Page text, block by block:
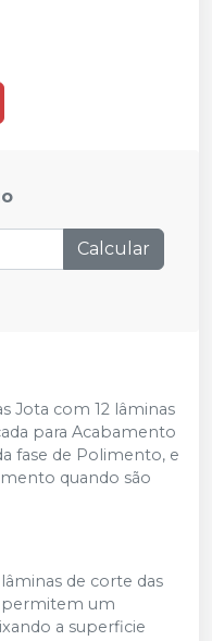
Calcular
Jota com 12 lâminas
para Acabamento
fase de Polimento, e
quando são
de corte das
permitem um
a superficie